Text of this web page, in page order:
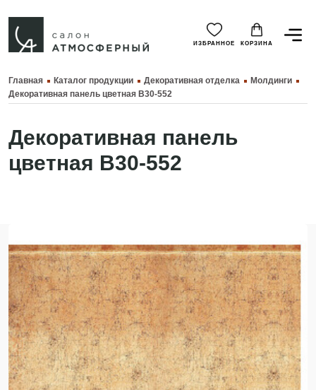
ИЗБРАННОЕ КОРЗИНА
Главная Каталог продукции Декоративная отделка
Молдинги
Декоративная панель цветная B30-552
Декоративная панель
цветная B30-552